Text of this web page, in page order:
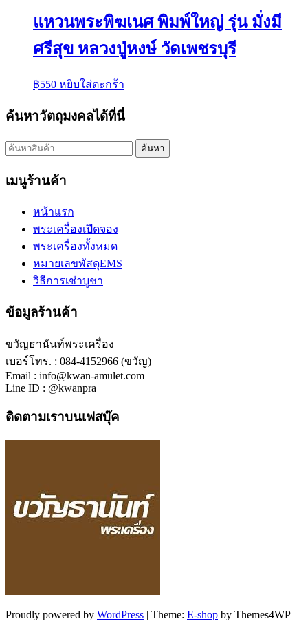
แหวนพระพิฆเนศ พิมพ์ใหญ่ รุ่น มั่งมี
ศรีสุข หลวงปู่หงษ์ วัดเพชรบุรี
฿550 หยิบใส่ตะกร้า
ค้นหาวัตถุมงคลได้ที่นี่
ค้นหา: ค้นหา
เมนูร้านค้า
หน้าแรก
พระเครื่องเปิดจอง
พระเครื่องทั้งหมด
หมายเลขพัสดุEMS
วิธีการเช่าบูชา
ข้อมูลร้านค้า
ขวัญธานันท์พระเครื่อง
เบอร์โทร. : 084-4152966 (ขวัญ)
Email : info@kwan-amulet.com
Line ID : @kwanpra
ติดตามเราบนเฟสบุ๊ค
Proudly powered by WordPress | Theme: E-shop by Themes4WP